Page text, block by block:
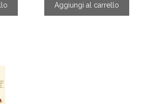
Aggiungi al carrello